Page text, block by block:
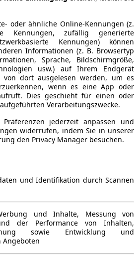
oder ähnliche Online-Kennungen (z.
Kennungen, zufällig generierte
Kennungen) können
Informationen (z. B. Browsertyp
Sprache, Bildschirmgröße,
usw.) auf Ihrem Endgerät
von dort ausgelesen werden, um es
wenn es eine App oder
Dies geschieht für einen oder
Verarbeitungszwecke.
jederzeit anpassen und
widerrufen, indem Sie in unserer
den Privacy Manager besuchen.
und Identifikation durch Scannen
und Inhalte, Messung von
der Performance von Inhalten,
sowie Entwicklung und
Angeboten